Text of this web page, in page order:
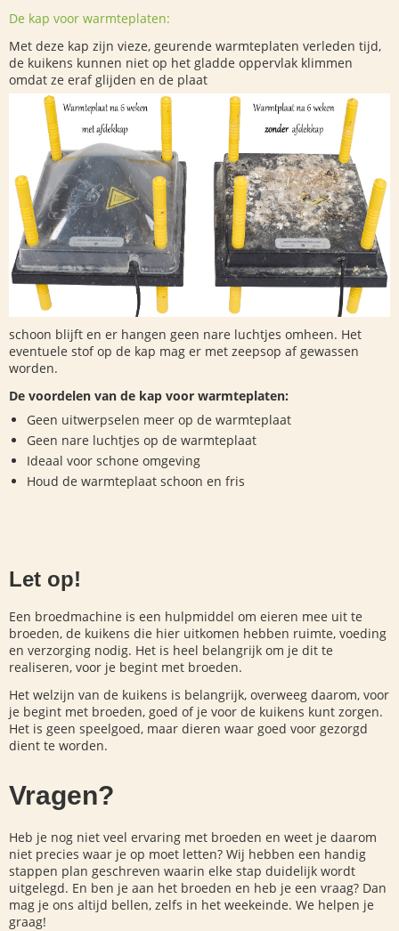
De kap voor warmteplaten:
Met deze kap zijn vieze, geurende warmteplaten verleden tijd,
de kuikens kunnen niet op het gladde oppervlak klimmen
omdat ze eraf glijden en de plaat
schoon blijft en er hangen geen nare luchtjes omheen. Het
eventuele stof op de kap mag er met zeepsop af gewassen
worden.
De voordelen van de kap voor warmteplaten:
Geen uitwerpselen meer op de warmteplaat
Geen nare luchtjes op de warmteplaat
Ideaal voor schone omgeving
Houd de warmteplaat schoon en fris
Let op!
Een broedmachine is een hulpmiddel om eieren mee uit te
broeden, de kuikens die hier uitkomen hebben ruimte, voeding
en verzorging nodig. Het is heel belangrijk om je dit te
realiseren, voor je begint met broeden.
Het welzijn van de kuikens is belangrijk, overweeg daarom, voor
je begint met broeden, goed of je voor de kuikens kunt zorgen.
Het is geen speelgoed, maar dieren waar goed voor gezorgd
dient te worden.
Vragen?
Heb je nog niet veel ervaring met broeden en weet je daarom
niet precies waar je op moet letten? Wij hebben een handig
stappen plan geschreven waarin elke stap duidelijk wordt
uitgelegd. En ben je aan het broeden en heb je een vraag? Dan
mag je ons altijd bellen, zelfs in het weekeinde. We helpen je
graag!